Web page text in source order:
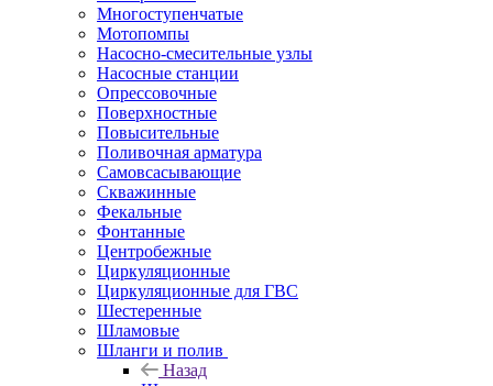
Многоступенчатые
Мотопомпы
Насосно-смесительные узлы
Насосные станции
Опрессовочные
Поверхностные
Повысительные
Поливочная арматура
Самовсасывающие
Скважинные
Фекальные
Фонтанные
Центробежные
Циркуляционные
Циркуляционные для ГВС
Шестеренные
Шламовые
Шланги и полив
Назад